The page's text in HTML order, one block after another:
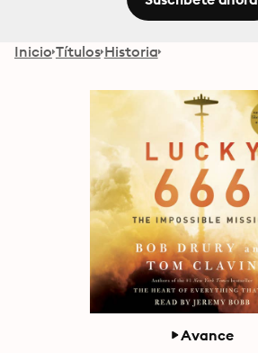
Inicio Títulos Historia
Avance